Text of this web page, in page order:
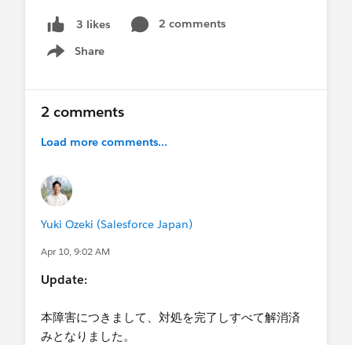
ますか？
イベントモニタリングをご契約されていない場合
ございます。
ト種別
---- 抜粋 ----
ント、ホスト名リダイレクトイベント、安全でな
い外部アセットイベント、ログインイベント、ロ
Salesforce エディションで追加費用なしで使用で
---------------
Start: 2026/4/10 09:45 JST
End: 2026/4/10 15:34 JST
今しばらくお待ちいただけますようお願い申し上
げます。
3 likes
2 comments
Share
Show menu
2 comments
Load more comments...
Yuki Ozeki (Salesforce Japan)
Apr 10, 9:02 AM
Update:
本障害につきまして、対処を完了しすべて解消済
みとなりました。